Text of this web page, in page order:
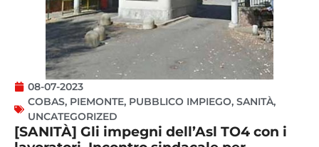
08-07-2023
COBAS, PIEMONTE, PUBBLICO IMPIEGO, SANITÀ,
UNCATEGORIZED
[SANITÀ] Gli impegni dell’Asl TO4 con i